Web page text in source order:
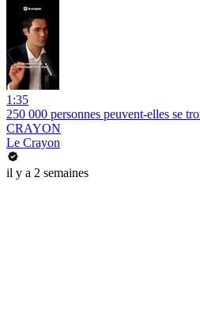
1:35
250 000 personnes peuvent-elles se
CRAYON
Le Crayon
il y a 2 semaines